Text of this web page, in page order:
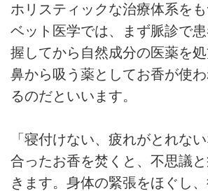
ホリスティックな治療体系を
ベット医学では、まず脈診で
握してから自然成分の医薬を処
鼻から吸う薬としてお香が使
るのだといいます。
「寝付けない、疲れがとれな
合ったお香を焚くと、不思議
きます。身体の緊張をほぐし